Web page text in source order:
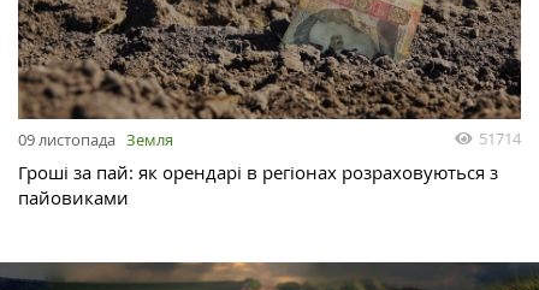
09 листопада Земля 51714
Гроші за пай: як орендарі в регіонах розраховуються з
пайовиками